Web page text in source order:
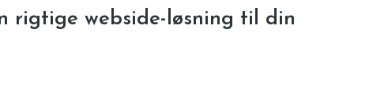
rigtige webside-løsning til din